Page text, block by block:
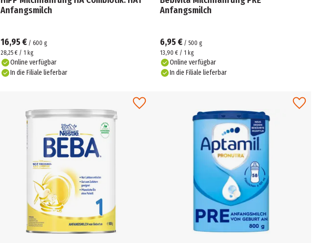
Anfangsmilch
16,95 €/ 600 g
28,25 € / 1 kg
Online verfügbar
In die Filiale lieferbar
Anfangsmilch
6,95 € /500 g
13,90 € / 1 kg
Online verfügbar
In die Filiale lieferbar